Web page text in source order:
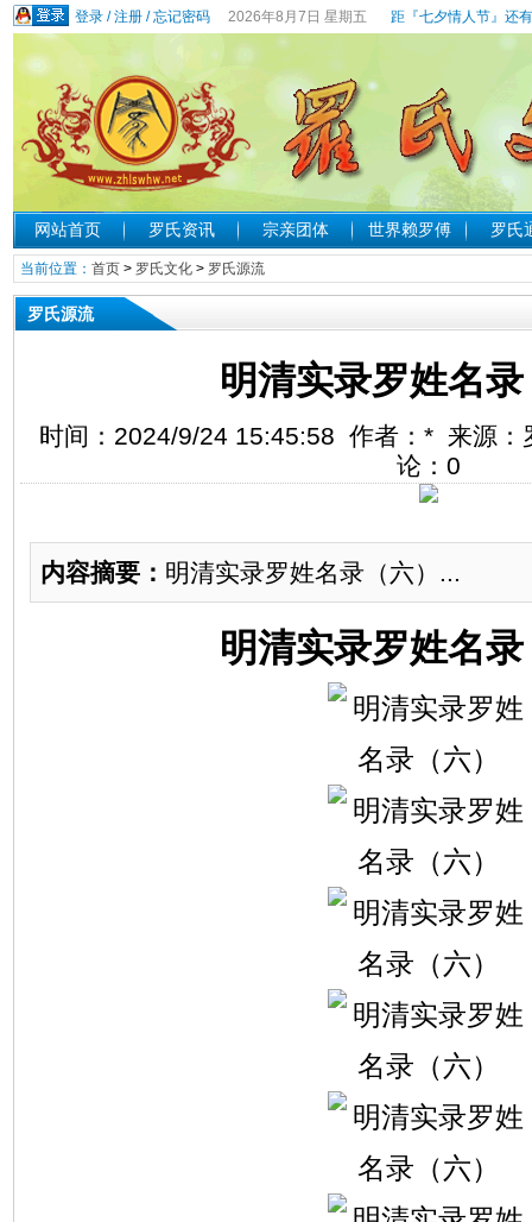
登录/注册/忘记密码 2026年8月7日 星期五 距『七夕情人节』还
网站首页 罗氏资讯 宗亲团体 世界赖罗傅 罗氏
当前位置： 首页> 罗氏文化> 罗氏源流
罗氏源流
明清实录罗姓名
时间：2024/9/24 15:45:58 作者：* 来源：
论： 0
内容摘要： 明清实录罗姓名录（六）...
明清实录罗姓名